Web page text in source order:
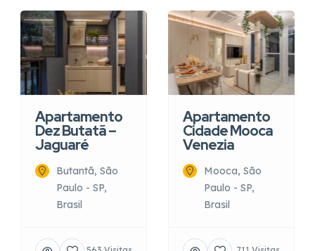
Apartamento
Dez Butatã –
Jaguaré
Butantã, São
Paulo - SP,
Brasil
Apartamento
Cidade Mooca
Venezia
Mooca, São
Paulo - SP,
Brasil